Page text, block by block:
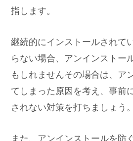
指します。
継続的にインストールされて
らない場合、アンインストー
もしれませんその場合は、ア
てしまった原因を考え、事前
されない対策を打ちましょう。
また、アンインストールを防